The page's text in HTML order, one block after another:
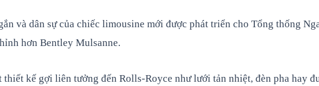
và dân sự của chiếc limousine mới được phát triển cho Tổng thống
hơn Bentley Mulsanne.
kế gợi liên tưởng đến Rolls-Royce như lưới tản nhiệt, đèn pha hay